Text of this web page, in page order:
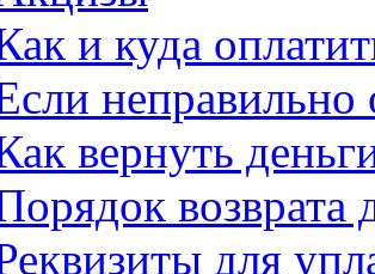
и куда
неправильно
вернуть
возврата
для